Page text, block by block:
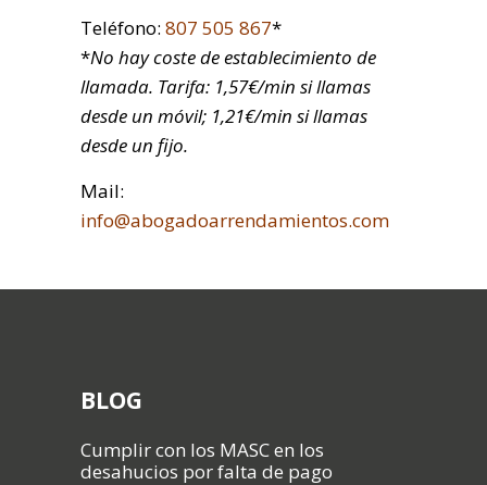
Teléfono: 807 505 867*
*No hay coste de establecimiento de
llamada. Tarifa: 1,57€/min si llamas
desde un móvil; 1,21€/min si llamas
desde un fijo.
Mail:
info@abogadoarrendamientos.com
BLOG
Cumplir con los MASC en los
desahucios por falta de pago